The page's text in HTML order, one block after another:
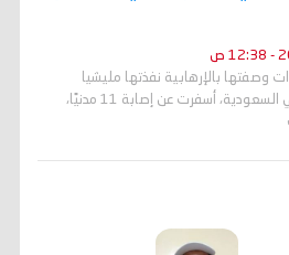
وصفتها بالإرهابية نفذتها مليشيا
الحوثي على منطقة نجران في السعودية، أسفرت عن إصابة 11 مدنيًا،